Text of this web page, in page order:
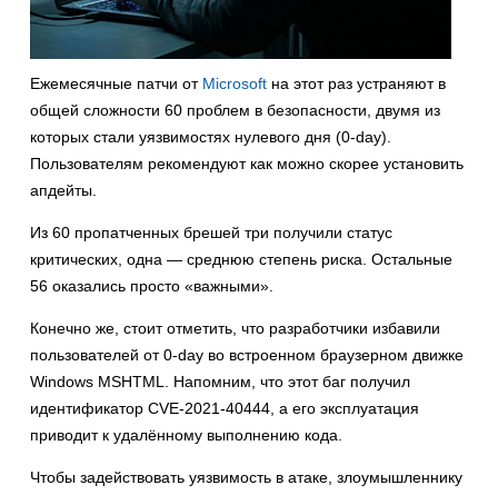
Ежемесячные патчи от Microsoft на этот раз устраняют в
общей сложности 60 проблем в безопасности, двумя из
которых стали уязвимостях нулевого дня (0-day).
Пользователям рекомендуют как можно скорее установить
апдейты.
Из 60 пропатченных брешей три получили статус
критических, одна — среднюю степень риска. Остальные
56 оказались просто «важными».
Конечно же, стоит отметить, что разработчики избавили
пользователей от 0-day во встроенном браузерном движке
Windows MSHTML. Напомним, что этот баг получил
идентификатор CVE-2021-40444, а его эксплуатация
приводит к удалённому выполнению кода.
Чтобы задействовать уязвимость в атаке, злоумышленнику